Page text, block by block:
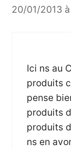
20/01/2013 à
Ici ns au
produits
pense
produits
produits
ns en